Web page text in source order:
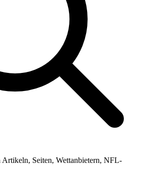
Artikeln, Seiten, Wettanbietern, NFL-